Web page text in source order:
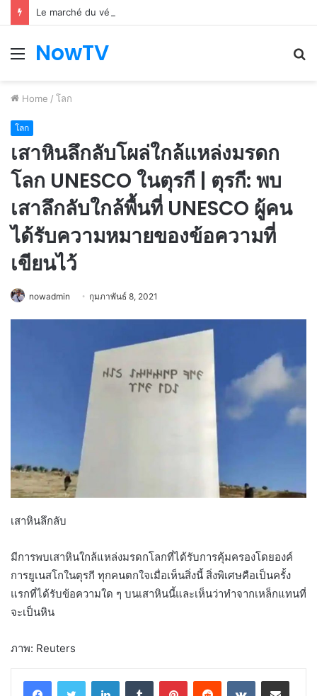
Le marché du véhicule d’occasion en plein essor
Menu
NowTV
Home / โลก
โลก
เสาหินลึกลับโผล่ใกล้แหล่งมรดก
โลก UNESCO ในตุรกี | ตุรกี: พบ
เสาลึกลับใกล้พื้นที่ UNESCO ผู้คน
ได้รับความหมายของข้อความที่
เขียนไว้
nowadmin กุมภาพันธ์ 8, 2021
เสาหินลึกลับ
มีการพบเสาหินใกล้แหล่งมรดกโลกที่ได้รับการคุ้มครองโดยองค์
การยูเนสโกในตุรกี ทุกคนตกใจเมื่อเห็นสิ่งนี้ สิ่งพิเศษคือเป็นครั้ง
แรกที่ได้รับข้อความใด ๆ บนเสาหินนี้และเห็นว่าทำจากเหล็กแทนที่
จะเป็นหิน
ภาพ: Reuters
LinkedInTumblr PinterestReddit VKontakteShare via Email